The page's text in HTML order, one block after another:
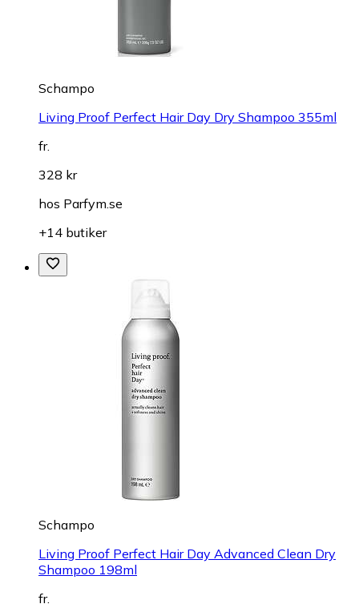
Schampo
Living Proof Perfect Hair Day Dry Shampoo 355ml
fr.
328 kr
hos Parfym.se
+14 butiker
Schampo
Living Proof Perfect Hair Day Advanced Clean Dry
Shampoo 198ml
fr.